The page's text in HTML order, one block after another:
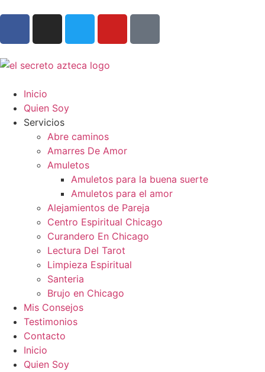
Inicio
Quien Soy
Servicios
Abre caminos
Amarres De Amor
Amuletos
Amuletos para la buena suerte
Amuletos para el amor
Alejamientos de Pareja
Centro Espiritual Chicago
Curandero En Chicago
Lectura Del Tarot
Limpieza Espiritual
Santeria
Brujo en Chicago
Mis Consejos
Testimonios
Contacto
Inicio
Quien Soy